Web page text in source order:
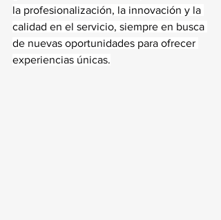
la profesionalización, la innovación y la
calidad en el servicio, siempre en busca
de nuevas oportunidades para ofrecer
experiencias únicas.